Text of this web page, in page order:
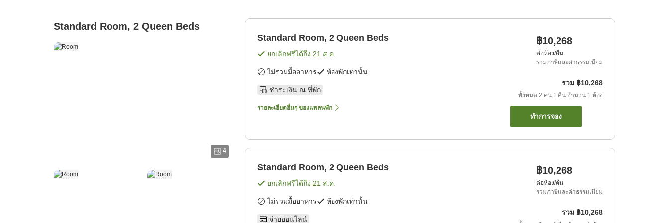
Standard Room, 2 Queen Beds
4
Standard Room, 2 Queen Beds
ยกเลิกฟรีได้ถึง 21 ส.ค.
ไม่รวมมื้ออาหาร ห้องพักเท่านั้น
ชำระเงิน ณ ที่พัก
รายละเอียดอื่นๆ ของแพลนพัก
฿10,268
ต่อห้อง/คืน
รวมภาษีและค่าธรรมเนียม
รวม ฿10,268
ทั้งหมด 2 คน 1 คืน จำนวน 1 ห้อง
ทำการจอง
Standard Room, 2 Queen Beds
ยกเลิกฟรีได้ถึง 21 ส.ค.
ไม่รวมมื้ออาหาร ห้องพักเท่านั้น
จ่ายออนไลน์
฿10,268
ต่อห้อง/คืน
รวมภาษีและค่าธรรมเนียม
รวม ฿10,268